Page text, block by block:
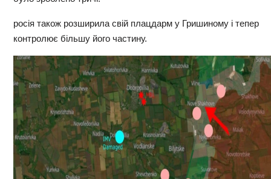
росія також розширила свій плацдарм у Гришиному і тепер
контролює більшу його частину.